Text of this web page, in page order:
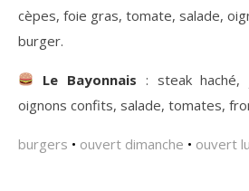
cèpes, foie gras, tomate, salade,
burger.
Le Bayonnais : steak haché,
oignons confits, salade, tomates,
burgers • ouvert dimanche • ouvert